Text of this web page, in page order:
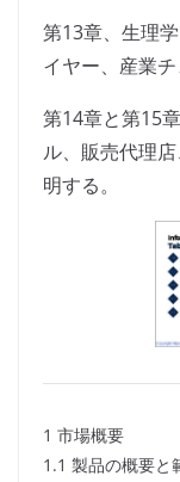
第13章、生理
イヤー、産業チ
第14章と第15
ル、販売代理
明する。
1 市場概要
1.1 製品の概要と